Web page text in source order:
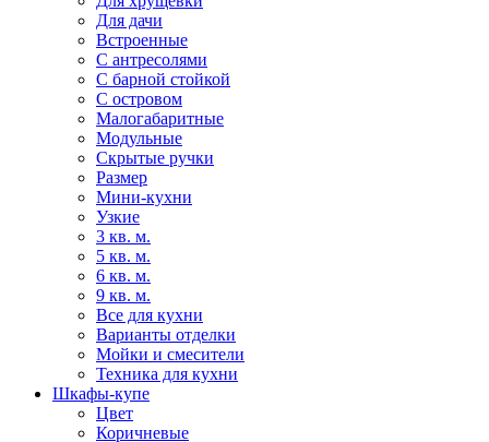
Для дачи
Встроенные
С антресолями
С барной стойкой
С островом
Малогабаритные
Модульные
Скрытые ручки
Размер
Мини-кухни
Узкие
3 кв. м.
5 кв. м.
6 кв. м.
9 кв. м.
Все для кухни
Варианты отделки
Мойки и смесители
Техника для кухни
Шкафы-купе
Цвет
Коричневые